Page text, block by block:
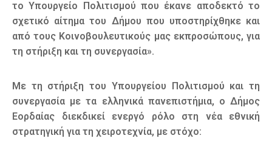
το Υπουργείο Πολιτισμού που έκανε αποδεκτό το
σχετικό αίτημα του Δήμου που υποστηρίχθηκε και
από τους Κοινοβουλευτικούς μας εκπροσώπους, για
τη στήριξη και τη συνεργασία».
Με τη στήριξη του Υπουργείου Πολιτισμού και τη
συνεργασία με τα ελληνικά πανεπιστήμια, ο Δήμος
Εορδαίας διεκδικεί ενεργό ρόλο στη νέα εθνική
στρατηγική για τη χειροτεχνία, με στόχο: